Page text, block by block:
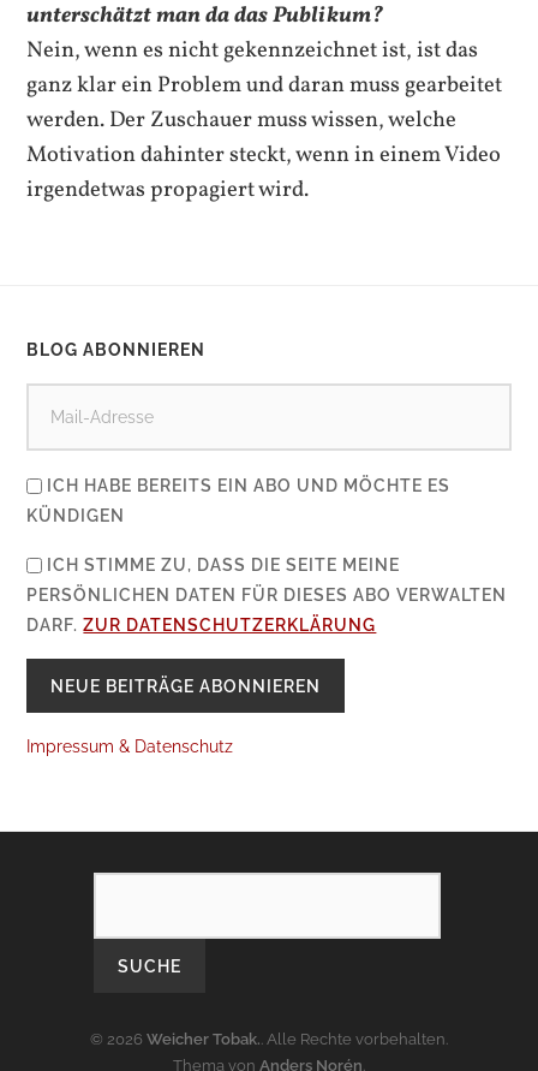
unterschätzt man da das Publikum?
Nein, wenn es nicht gekennzeichnet ist, ist das
ganz klar ein Problem und daran muss gearbeitet
werden. Der Zuschauer muss wissen, welche
Motivation dahinter steckt, wenn in einem Video
irgendetwas propagiert wird.
BLOG ABONNIEREN
ICH HABE BEREITS EIN ABO UND MÖCHTE ES
KÜNDIGEN
ICH STIMME ZU, DASS DIE SEITE MEINE
PERSÖNLICHEN DATEN FÜR DIESES ABO VERWALTEN
DARF.ZUR DATENSCHUTZERKLÄRUNG
Impressum & Datenschutz
SEARCH
© 2026 Weicher Tobak.. Alle Rechte vorbehalten.
Thema von Anders Norén.